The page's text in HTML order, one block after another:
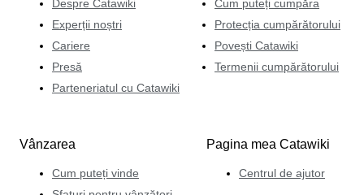
Despre Catawiki
Experții noștri
Cariere
Presă
Parteneriatul cu Catawiki
Cum puteți cumpăra
Protecția cumpărătorului
Povești Catawiki
Termenii cumpărătorului
Vânzarea
Cum puteți vinde
Pagina mea Catawiki
Centrul de ajutor